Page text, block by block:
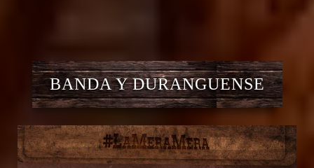
BANDA Y DURANGUENSE